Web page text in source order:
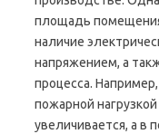
площадь
наличие
напряжением, а
процесса.
пожарной
увеличивается, а в